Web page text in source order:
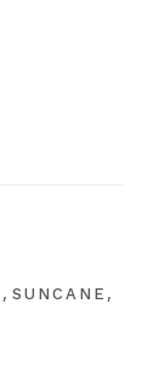
,SUNCANE ,